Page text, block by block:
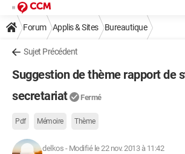
Forum Applis & Sites Bureautique
Sujet Précédent
Suggestion de thème rapport de
secretariat
Fermé
Pdf Mémoire Thème
delkos - Modifié le 22 nov. 2013 à 11:42